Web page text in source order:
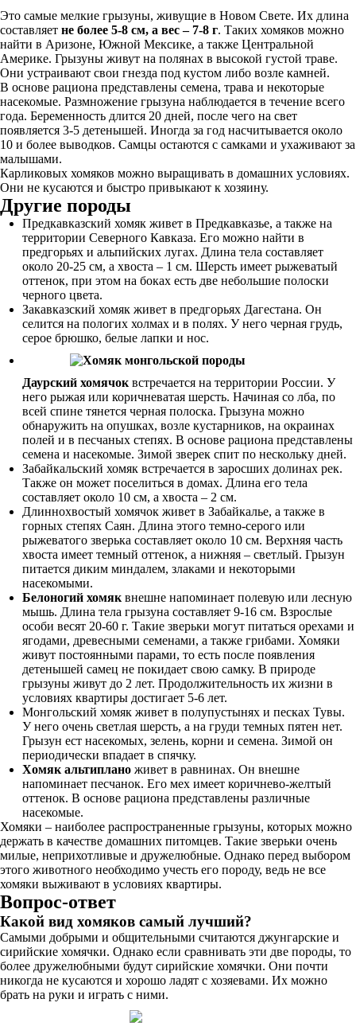
Это самые мелкие грызуны, живущие в Новом Свете. Их длина
составляет не более 5-8 см, а вес – 7-8 г. Таких хомяков можно
найти в Аризоне, Южной Мексике, а также Центральной
Америке. Грызуны живут на полянах в высокой густой траве.
Они устраивают свои гнезда под кустом либо возле камней.
В основе рациона представлены семена, трава и некоторые
насекомые. Размножение грызуна наблюдается в течение всего
года. Беременность длится 20 дней, после чего на свет
появляется 3-5 детенышей. Иногда за год насчитывается около
10 и более выводков. Самцы остаются с самками и ухаживают за
малышами.
Карликовых хомяков можно выращивать в домашних условиях.
Они не кусаются и быстро привыкают к хозяину.
Другие породы
Предкавказский хомяк живет в Предкавказье, а также на
территории Северного Кавказа. Его можно найти в
предгорьях и альпийских лугах. Длина тела составляет
около 20-25 см, а хвоста – 1 см. Шерсть имеет рыжеватый
оттенок, при этом на боках есть две небольшие полоски
черного цвета.
Закавказский хомяк живет в предгорьях Дагестана. Он
селится на пологих холмах и в полях. У него черная грудь,
серое брюшко, белые лапки и нос.
Даурский хомячок встречается на территории России. У
него рыжая или коричневатая шерсть. Начиная со лба, по
всей спине тянется черная полоска. Грызуна можно
обнаружить на опушках, возле кустарников, на окраинах
полей и в песчаных степях. В основе рациона представлены
семена и насекомые. Зимой зверек спит по нескольку дней.
Забайкальский хомяк встречается в заросших долинах рек.
Также он может поселиться в домах. Длина его тела
составляет около 10 см, а хвоста – 2 см.
Длиннохвостый хомячок живет в Забайкалье, а также в
горных степях Саян. Длина этого темно-серого или
рыжеватого зверька составляет около 10 см. Верхняя часть
хвоста имеет темный оттенок, а нижняя – светлый. Грызун
питается диким миндалем, злаками и некоторыми
насекомыми.
Белоногий хомяк внешне напоминает полевую или лесную
мышь. Длина тела грызуна составляет 9-16 см. Взрослые
особи весят 20-60 г. Такие зверьки могут питаться орехами и
ягодами, древесными семенами, а также грибами. Хомяки
живут постоянными парами, то есть после появления
детенышей самец не покидает свою самку. В природе
грызуны живут до 2 лет. Продолжительность их жизни в
условиях квартиры достигает 5-6 лет.
Монгольский хомяк живет в полупустынях и песках Тувы.
У него очень светлая шерсть, а на груди темных пятен нет.
Грызун ест насекомых, зелень, корни и семена. Зимой он
периодически впадает в спячку.
Хомяк альтиплано живет в равнинах. Он внешне
напоминает песчанок. Его мех имеет коричнево-желтый
оттенок. В основе рациона представлены различные
насекомые.
Хомяки – наиболее распространенные грызуны, которых можно
держать в качестве домашних питомцев. Такие зверьки очень
милые, неприхотливые и дружелюбные. Однако перед выбором
этого животного необходимо учесть его породу, ведь не все
хомяки выживают в условиях квартиры.
Вопрос-ответ
Какой вид хомяков самый лучший?
Самыми добрыми и общительными считаются джунгарские и
сирийские хомячки. Однако если сравнивать эти две породы, то
более дружелюбными будут сирийские хомячки. Они почти
никогда не кусаются и хорошо ладят с хозяевами. Их можно
брать на руки и играть с ними.